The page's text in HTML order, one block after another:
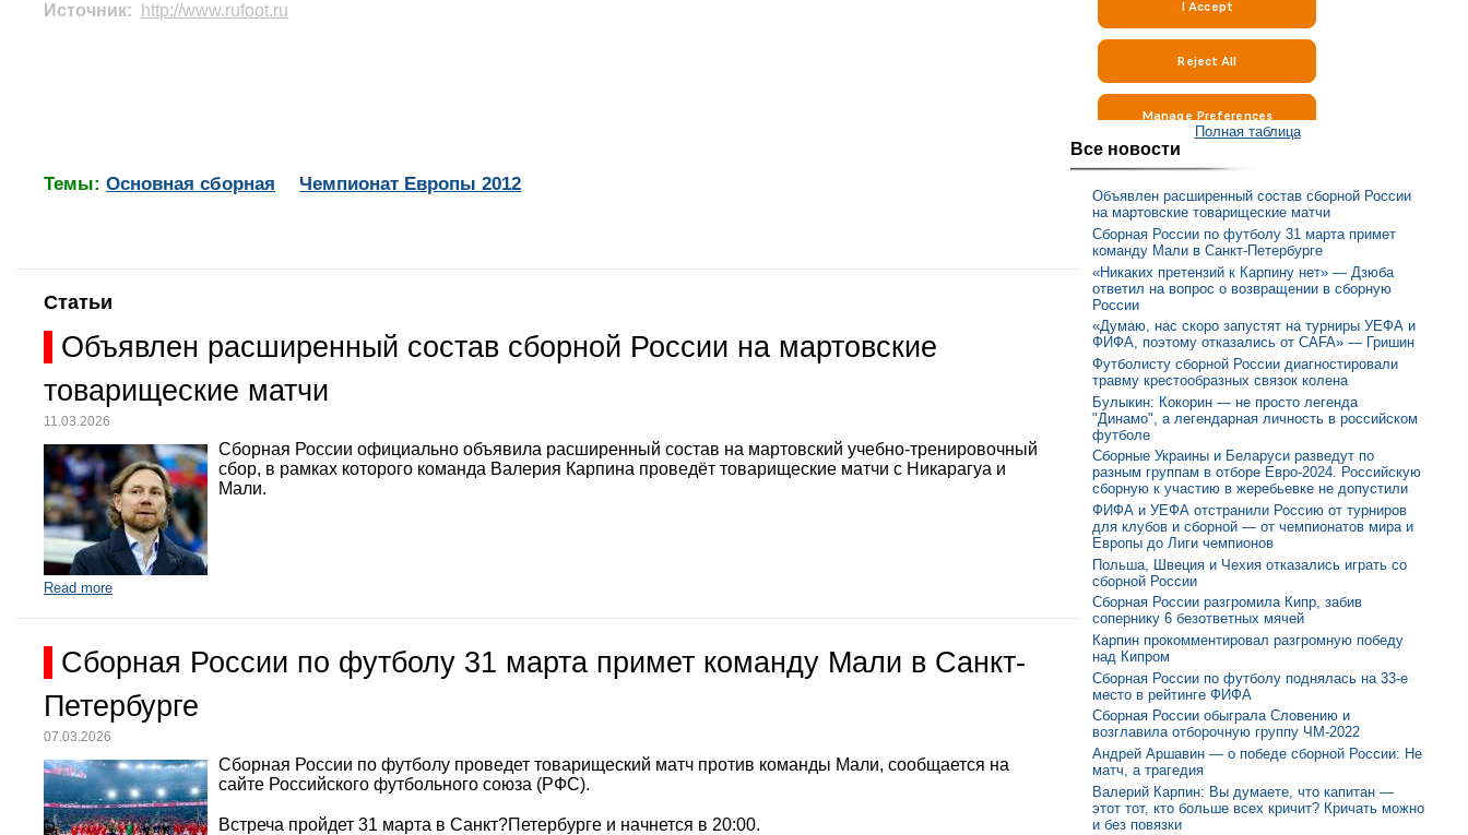
Источник: http://www.rufoot.ru
Темы: Основная сборная Чемпионат Европы 2012
Статьи
Объявлен расширенный состав сборной России на мартовские
товарищеские матчи
11.03.2026
Сборная России официально объявила расширенный состав на мартовский учебно-тренировочный
сбор, в рамках которого команда Валерия Карпина проведёт товарищеские матчи с Никарагуа и
Мали.
Read more
Сборная России по футболу 31 марта примет команду Мали в Санкт-
Петербурге
07.03.2026
Сборная России по футболу проведет товарищеский матч против команды Мали, сообщается на
сайте Российского футбольного союза (РФС).
Встреча пройдет 31 марта в Санкт?Петербурге и начнется в 20:00.
Полная таблица
Все новости
Объявлен расширенный состав сборной России
на мартовские товарищеские матчи
Сборная России по футболу 31 марта примет
команду Мали в Санкт-Петербурге
«Никаких претензий к Карпину нет» — Дзюба
ответил на вопрос о возвращении в сборную
России
«Думаю, нас скоро запустят на турниры УЕФА и
ФИФА, поэтому отказались от CAFA» — Гришин
Футболисту сборной России диагностировали
травму крестообразных связок колена
Булыкин: Кокорин — не просто легенда
"Динамо", а легендарная личность в российском
футболе
Сборные Украины и Беларуси разведут по
разным группам в отборе Евро-2024. Российскую
сборную к участию в жеребьевке не допустили
ФИФА и УЕФА отстранили Россию от турниров
для клубов и сборной — от чемпионатов мира и
Европы до Лиги чемпионов
Польша, Швеция и Чехия отказались играть со
сборной России
Сборная России разгромила Кипр, забив
сопернику 6 безответных мячей
Карпин прокомментировал разгромную победу
над Кипром
Сборная России по футболу поднялась на 33-е
место в рейтинге ФИФА
Сборная России обыграла Словению и
возглавила отборочную группу ЧМ-2022
Андрей Аршавин — о победе сборной России: Не
матч, а трагедия
Валерий Карпин: Вы думаете, что капитан —
этот тот, кто больше всех кричит? Кричать можно
и без повязки